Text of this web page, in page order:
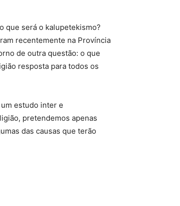
que será o kalupetekismo?
recentemente na Província
de outra questão: o que
resposta para todos os
estudo inter e
pretendemos apenas
das causas que terão